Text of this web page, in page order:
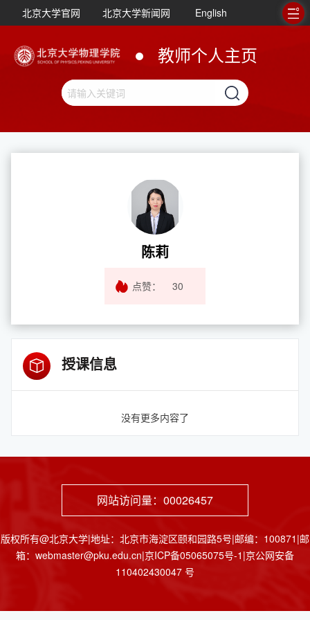
北京大学官网 北京大学新闻网 English
教师个人主页
陈莉
点赞： 30
授课信息
没有更多内容了
网站访问量： 00026457
版权所有@北京大学|地址：北京市海淀区颐和园路5号|邮编：100871|邮
箱：webmaster@pku.edu.cn|京ICP备05065075号-1|京公网安备
110402430047 号